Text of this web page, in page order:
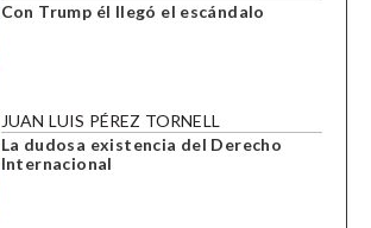
Con Trump él llegó el escándalo
JUAN LUIS PÉREZ TORNELL
La dudosa existencia del Derecho
Internacional